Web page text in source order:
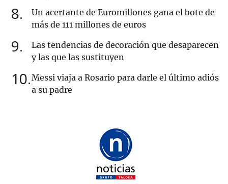
8
Un acertante de Euromillones gana el bote de
más de 111 millones de euros
9
Las tendencias de decoración que desaparecen
y las que las sustituyen
10 Messi viaja a Rosario para darle el último adiós
a su padre